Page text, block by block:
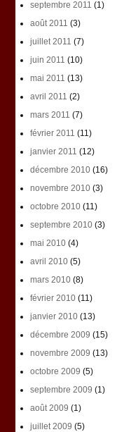
septembre 2011 (1)
août 2011 (3)
juillet 2011 (7)
juin 2011 (10)
mai 2011 (13)
avril 2011 (2)
mars 2011 (7)
février 2011 (11)
janvier 2011 (12)
décembre 2010(16)
novembre 2010(3)
octobre 2010(11)
septembre 2010(3)
mai 2010(4)
avril 2010(5)
mars 2010(8)
février 2010(11)
janvier 2010(13)
décembre 2009 (15)
novembre 2009 (13)
octobre 2009 (5)
septembre 2009 (1)
août 2009 (1)
juillet 2009 (5)